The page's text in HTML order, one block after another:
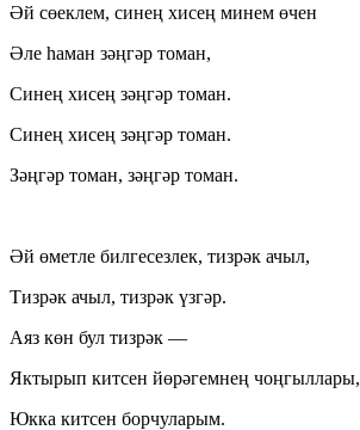
Әй сөеклем, синең хисең минем өчен
Әле һаман зәңгәр томан,
Синең хисең зәңгәр томан.
Синең хисең зәңгәр томан.
Зәңгәр томан, зәңгәр томан.
Әй өметле билгесезлек, тизрәк ачыл,
Тизрәк ачыл, тизрәк үзгәр.
Аяз көн бул тизрәк —
Яктырып китсен йөрәгемнең чоңгыллары,
Юкка китсен борчуларым.